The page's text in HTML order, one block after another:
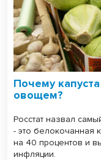
Почему
овощем?
Росстат назвал
- это белокочанная
на 40 процентов и
инфляции.